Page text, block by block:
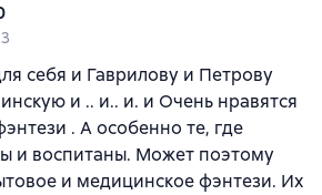
себя и Гаврилову и Петрову
и .. и.. и. и Очень нравятся
. А особенно те, где
и воспитаны. Может поэтому
и медицинское фэнтези. Их